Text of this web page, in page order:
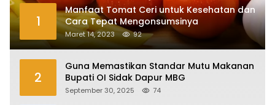
1
Manfaat Tomat Ceri untuk Kesehatan dan
Cara Tepat Mengonsumsinya
Maret 14, 2023 92
2
Guna Memastikan Standar Mutu Makanan
Bupati OI Sidak Dapur MBG
September 30, 2025 74